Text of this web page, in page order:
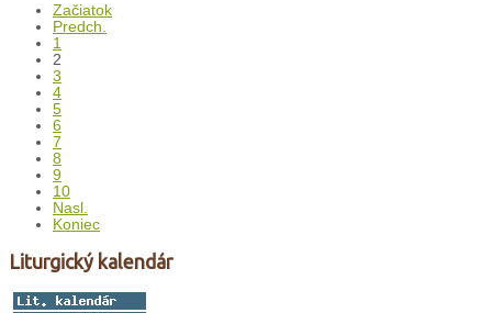
Začiatok
Predch.
1
2
3
4
5
6
7
8
9
10
Nasl.
Koniec
Liturgický kalendár